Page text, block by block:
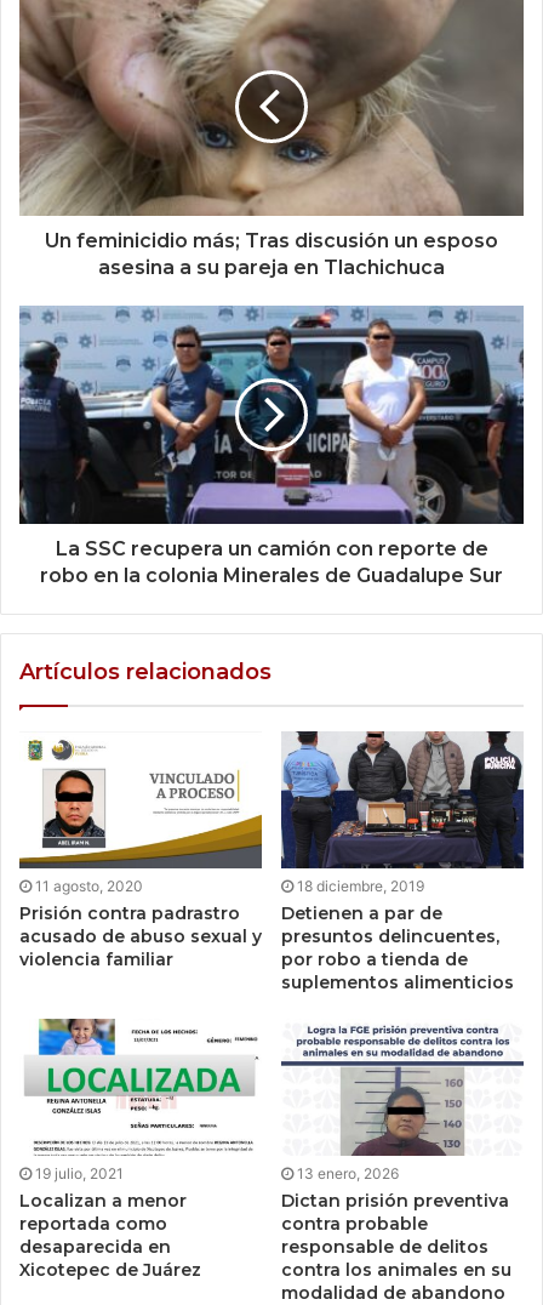
Un feminicidio más; Tras discusión un esposo
asesina a su pareja en Tlachichuca
La SSC recupera un camión con reporte de
robo en la colonia Minerales de Guadalupe Sur
Artículos relacionados
11 agosto, 2020
Prisión contra padrastro
acusado de abuso sexual y
violencia familiar
18 diciembre, 2019
Detienen a par de
presuntos delincuentes,
por robo a tienda de
suplementos alimenticios
19 julio, 2021
Localizan a menor
reportada como
desaparecida en
Xicotepec de Juárez
13 enero, 2026
Dictan prisión preventiva
contra probable
responsable de delitos
contra los animales en su
modalidad de abandono